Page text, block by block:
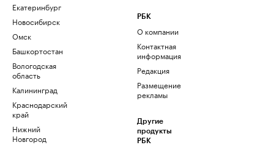
Екатеринбург
Новосибирск
Омск
Башкортостан
Вологодская
область
Калининград
Краснодарский
край
Нижний
Новгород
РБК
О компании
Контактная
информация
Редакция
Размещение
рекламы
Другие
продукты
РБК